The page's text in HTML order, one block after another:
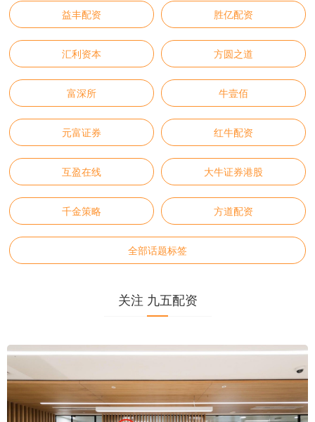
益丰配资 胜亿配资
汇利资本 方圆之道
富深所 牛壹佰
元富证券 红牛配资
互盈在线 大牛证券港股
千金策略 方道配资
全部话题标签
关注 九五配资